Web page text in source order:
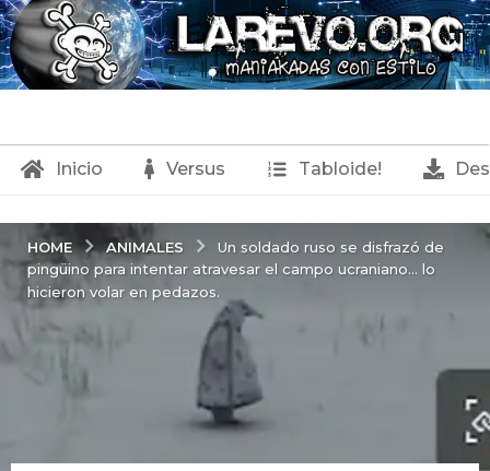
Inicio Versus Tabloide!
HOME ANIMALES
Un soldado ruso se disfrazó de
pingüino para intentar atravesar el campo ucraniano… lo
hicieron volar en pedazos.